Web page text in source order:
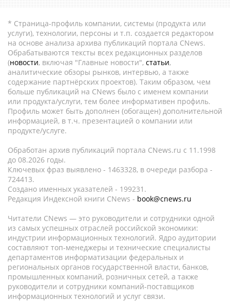
* Страница-профиль компании, системы (продукта или
услуги), технологии, персоны и т.п. создается редактором
на основе анализа архива публикаций портала CNews.
Обрабатываются тексты всех редакционных разделов
(новости, включая "Главные новости", статьи,
аналитические обзоры рынков, интервью, а также
содержание партнёрских проектов). Таким образом, чем
больше публикаций на CNews было с именем компании
или продукта/услуги, тем более информативен профиль.
Профиль может быть дополнен (обогащен) дополнительной
информацией, в т.ч. презентацией о компании или
продукте/услуге.
Обработан архив публикаций портала CNews.ru c 11.1998
до 08.2026 годы.
Ключевых фраз выявлено - 1463328, в очереди разбора -
724413.
Создано именных указателей - 199231.
Редакция Индексной книги CNews - book@cnews.ru
Читатели CNews — это руководители и сотрудники одной
из самых успешных отраслей российской экономики:
индустрии информационных технологий. Ядро аудитории
составляют топ-менеджеры и технические специалисты
департаментов информатизации федеральных и
региональных органов государственной власти, банков,
промышленных компаний, розничных сетей, а также
руководители и сотрудники компаний-поставщиков
информационных технологий и услуг связи.